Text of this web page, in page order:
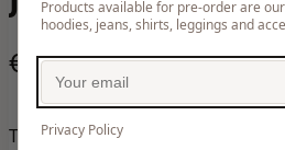
€229,00
Taille
Products available for pre-order are
hoodies, jeans, shirts, leggings and
Privacy Policy